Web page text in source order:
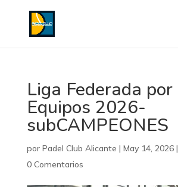
Liga Federada por
Equipos 2026-
subCAMPEONES
por Padel Club Alicante | May 14, 2026|
0 Comentarios